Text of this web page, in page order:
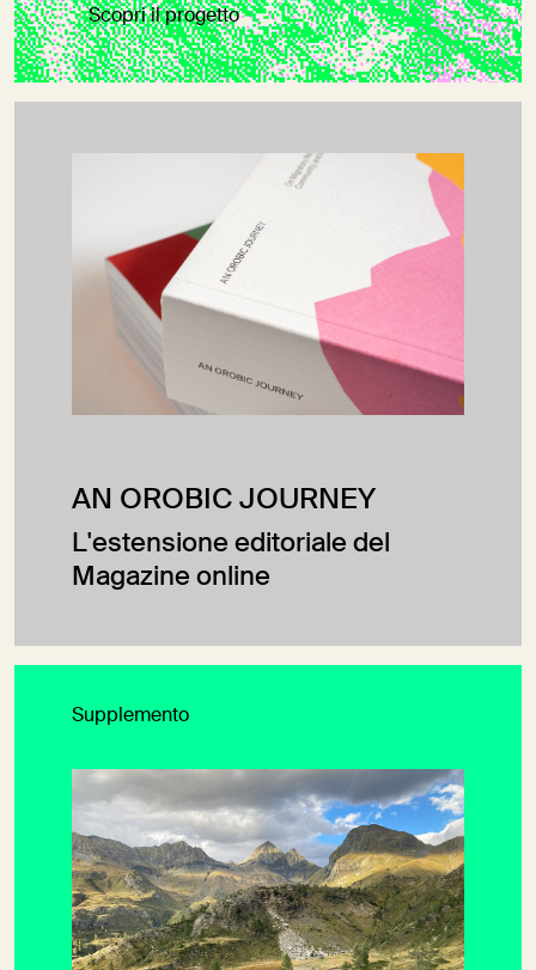
Scopri il progetto
AN OROBIC JOURNEY
L'estensione editoriale del
Magazine online
Supplemento